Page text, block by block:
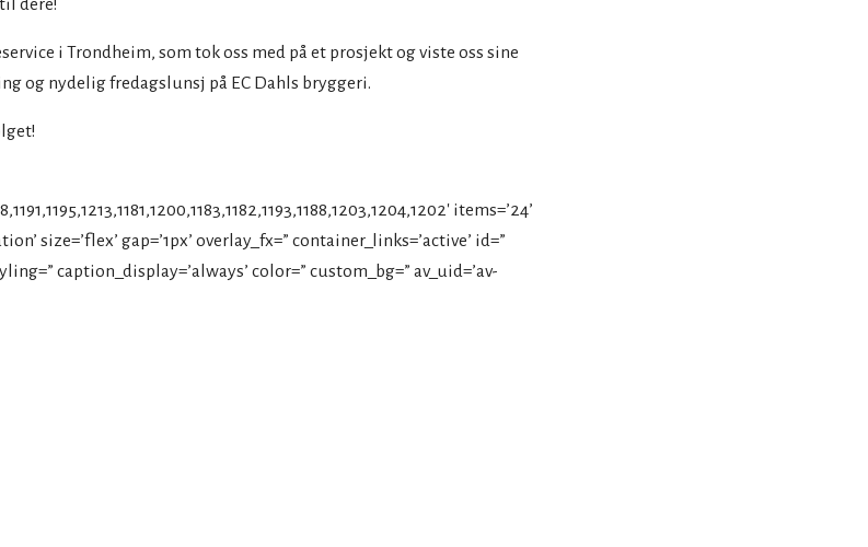
dere!
i Trondheim, som tok oss med på et prosjekt og viste oss sine
og nydelig fredagslunsj på EC Dahls bryggeri.
items=’24’
size=’flex’ gap=’1px’ overlay_fx=” container_links=’active’ id=”
caption_display=’always’ color=” custom_bg=” av_uid=’av-